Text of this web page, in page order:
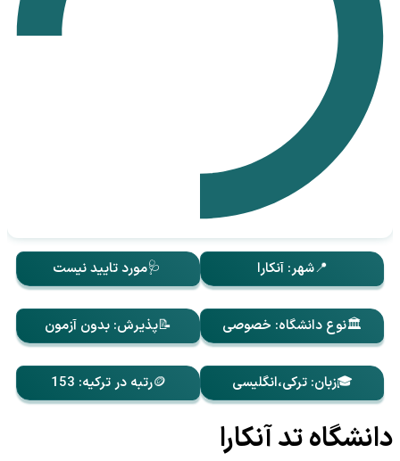
📍شهر: آنکارا 🩺مورد تایید نیست
🏛️نوع دانشگاه: خصوصی 📝پذیرش: بدون آزمون
🎓زبان: ترکی،انگلیسی 🪙رتبه در ترکیه: 153
دانشگاه تد آنکارا